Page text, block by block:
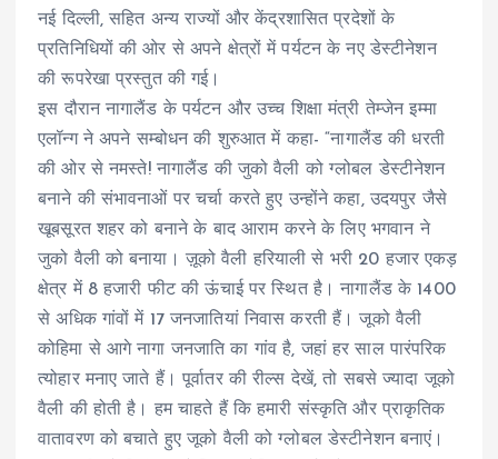
नई दिल्ली, सहित अन्य राज्यों और केंद्रशासित प्रदेशों के
प्रतिनिधियों की ओर से अपने क्षेत्रों में पर्यटन के नए डेस्टीनेशन
की रूपरेखा प्रस्तुत की गई।
इस दौरान नागालैंड के पर्यटन और उच्च शिक्षा मंत्री तेम्जेन इम्मा
एलॉन्ग ने अपने सम्बोधन की शुरुआत में कहा- “नागालैंड की धरती
की ओर से नमस्ते! नागालैंड की जुको वैली को ग्लोबल डेस्टीनेशन
बनाने की संभावनाओं पर चर्चा करते हुए उन्होंने कहा, उदयपुर जैसे
खूबसूरत शहर को बनाने के बाद आराम करने के लिए भगवान ने
जुको वैली को बनाया। ज़ूको वैली हरियाली से भरी 20 हजार एकड़
क्षेत्र में 8 हजारी फीट की ऊंचाई पर स्थित है। नागालैंड के 1400
से अधिक गांवों में 17 जनजातियां निवास करती हैं। जूको वैली
कोहिमा से आगे नागा जनजाति का गांव है, जहां हर साल पारंपरिक
त्योहार मनाए जाते हैं। पूर्वातर की रील्स देखें, तो सबसे ज्यादा जूको
वैली की होती है। हम चाहते हैं कि हमारी संस्कृति और प्राकृतिक
वातावरण को बचाते हुए जूको वैली को ग्लोबल डेस्टीनेशन बनाएं।